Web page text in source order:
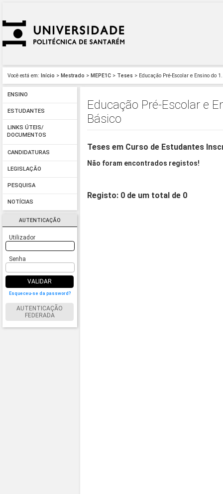
Você está em: Início > Mestrado > MEPE1C > Teses > Educação Pré-Escolar e Ensino do
ENSINO
ESTUDANTES
LINKS ÚTEIS/
DOCUMENTOS
CANDIDATURAS
LEGISLAÇÃO
PESQUISA
NOTÍCIAS
AUTENTICAÇÃO
Utilizador
Senha
VALIDAR
Esqueceu-se da password?
AUTENTICAÇÃO
FEDERADA
Educação Pré-Escolar e
Básico
Teses em Curso de Estudantes
Não foram encontrados registos!
Registo: 0 de um total de 0